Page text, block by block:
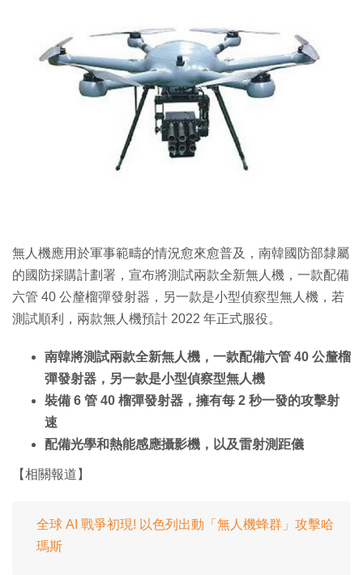
生成式AI與雲端應用
Enterprise Digital Transformation
無人機應用於軍事範疇的情況愈來愈普及，南韓國防部隸屬
的國防採購計劃署，宣布將測試兩款全新無人機，一款配備
六管 40 公釐榴彈發射器，另一款是小型偵察型無人機，若
測試順利，兩款無人機預計 2022 年正式服役。
南韓將測試兩款全新無人機，一款配備六管 40 公釐榴
彈發射器，另一款是小型偵察型無人機
裝備 6 管 40 榴彈發射器，擁有每 2 秒一發的攻擊射
速
配備光學和熱能感應攝影機，以及雷射測距儀
【相關報道】
全球 AI 戰爭初現! 以色列出動「無人機蜂群」攻擊哈
瑪斯